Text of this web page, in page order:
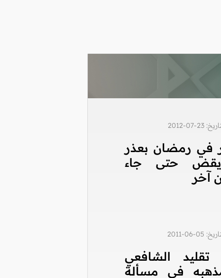
07-2012
في رمضان بعذر
حتى جاء
آخر
06-2011
الشافعي
في مسألة